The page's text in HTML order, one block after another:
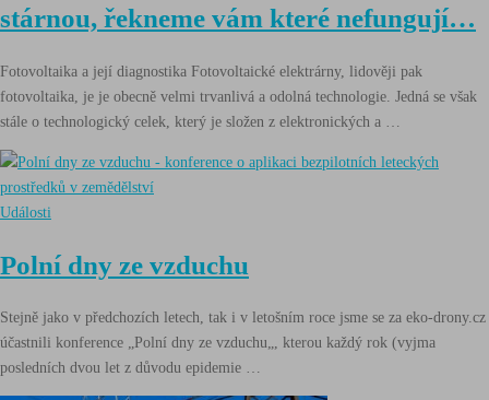
stárnou, řekneme vám které nefungují…
Fotovoltaika a její diagnostika Fotovoltaické elektrárny, lidověji pak
fotovoltaika, je je obecně velmi trvanlivá a odolná technologie. Jedná se však
stále o technologický celek, který je složen z elektronických a …
Události
Polní dny ze vzduchu
Stejně jako v předchozích letech, tak i v letošním roce jsme se za eko-drony.cz
účastnili konference „Polní dny ze vzduchu„, kterou každý rok (vyjma
posledních dvou let z důvodu epidemie …